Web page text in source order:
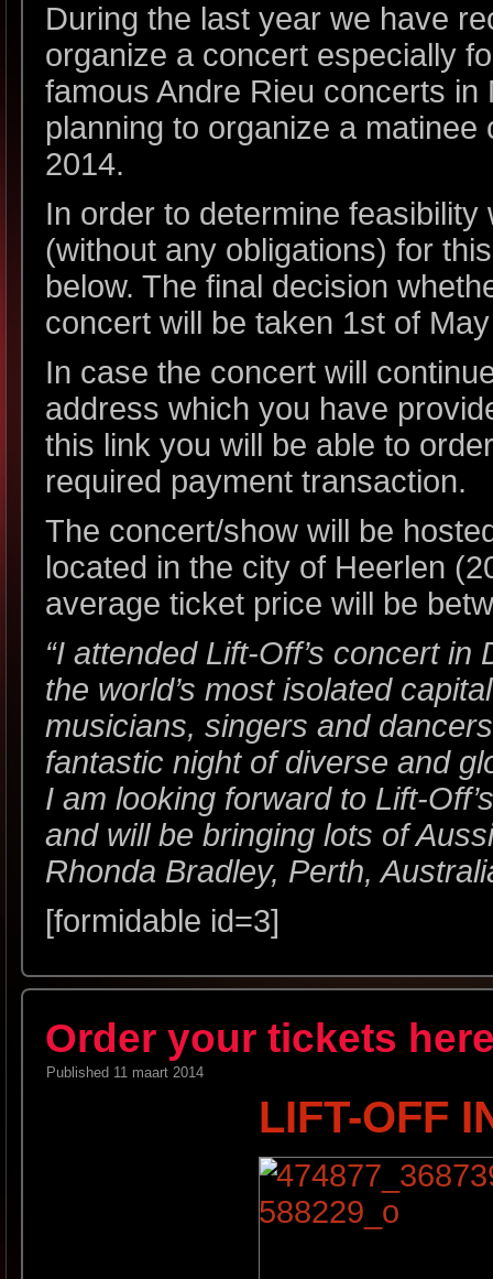
During the last year we have
organize a concert especially
famous Andre Rieu concerts
planning to organize a
2014.
In order to determine
(without any obligations) for
below. The final decision
concert will be taken 1st of
In case the concert will
address which you have
this link you will be able to
required payment transaction.
The concert/show will be
located in the city of Heerlen
average ticket price will be
“I attended Lift-Off’s concert
the world’s most isolated
musicians, singers and
fantastic night of diverse and
I am looking forward to Lift-
and will be bringing lots of
Rhonda Bradley, Perth,
[formidable id=3]
Order your tickets
Published 11 maart 2014
LIFT-OFF